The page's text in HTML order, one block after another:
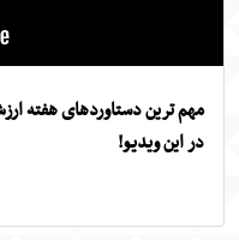
ترین دستاوردهای هفته ارزش
این ویدیو!